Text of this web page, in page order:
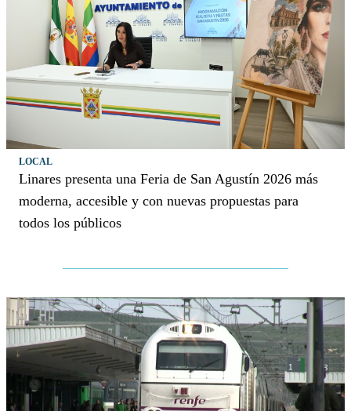
LOCAL
Linares presenta una Feria de San Agustín 2026 más
moderna, accesible y con nuevas propuestas para
todos los públicos